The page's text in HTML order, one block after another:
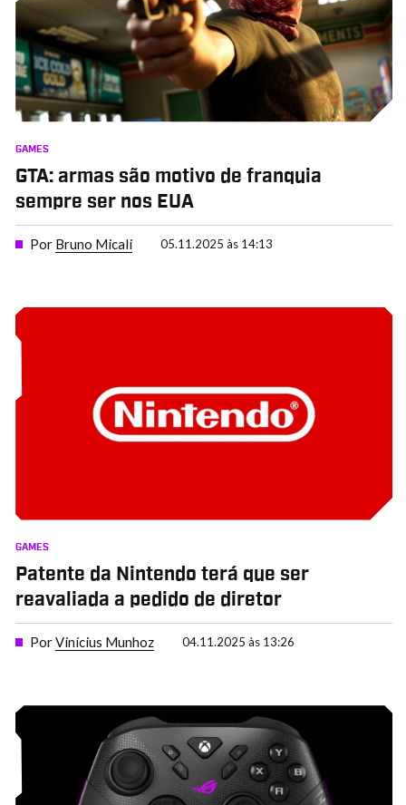
GAMES
GTA: armas são motivo de franquia
sempre ser nos EUA
Por Bruno Micali 05.11.2025 às 14:13
GAMES
Patente da Nintendo terá que ser
reavaliada a pedido de diretor
PorVinícius Munhoz 04.11.2025 às 13:26